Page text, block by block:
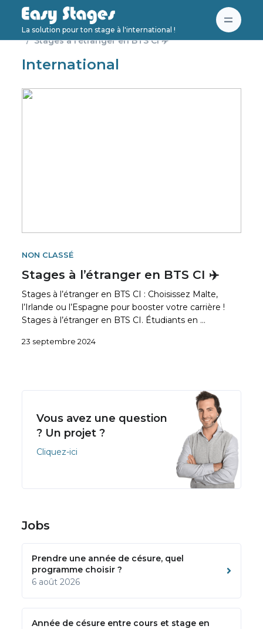
La solution pour ton stage à l'international !
Accueil
Non classé
Stages à l’étranger en BTS CI ✈️
International
NON CLASSÉ
Stages à l’étranger en BTS CI ✈️
Stages à l’étranger en BTS CI : Choisissez Malte,
l’Irlande ou l’Espagne pour booster votre carrière !
Stages à l’étranger en BTS CI. Étudiants en …
23 septembre 2024
Vous avez une question
? Un projet ?
Cliquez-ici
Jobs
Prendre une année de césure, quel
programme choisir ?
6 août 2026
Année de césure entre cours et stage en